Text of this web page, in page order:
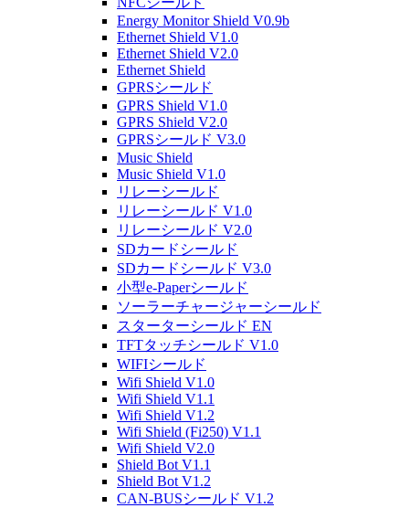
Energy Monitor Shield V0.9b
Ethernet Shield V1.0
Ethernet Shield V2.0
Ethernet Shield
GPRSシールド
GPRS Shield V1.0
GPRS Shield V2.0
GPRSシールド V3.0
Music Shield
Music Shield V1.0
リレーシールド
リレーシールド V1.0
リレーシールド V2.0
SDカードシールド
SDカードシールド V3.0
小型e-Paperシールド
ソーラーチャージャーシールド
スターターシールド EN
TFTタッチシールド V1.0
WIFIシールド
Wifi Shield V1.0
Wifi Shield V1.1
Wifi Shield V1.2
Wifi Shield (Fi250) V1.1
Wifi Shield V2.0
Shield Bot V1.1
Shield Bot V1.2
CAN-BUSシールド V1.2